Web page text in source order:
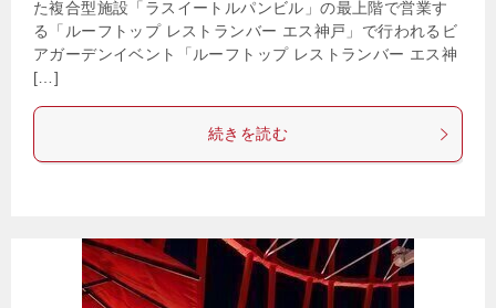
た複合型施設「ラスイートルパンビル」の最上階で営業す
る「ルーフトップ レストランバー エス神戸」で行われるビ
アガーデンイベント「ルーフトップ レストランバー エス神
[…]
続きを読む